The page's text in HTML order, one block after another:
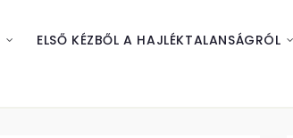
ELSŐ KÉZBŐL A HAJLÉKTALANSÁGRÓL